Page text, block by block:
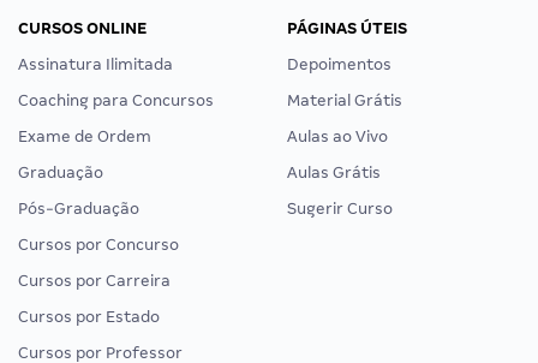
CURSOS ONLINE
Assinatura Ilimitada
Coaching para Concursos
Exame de Ordem
Graduação
Pós-Graduação
Cursos por Concurso
Cursos por Carreira
Cursos por Estado
Cursos por Professor
PÁGINAS ÚTEIS
Depoimentos
Material Grátis
Aulas ao Vivo
Aulas Grátis
Sugerir Curso